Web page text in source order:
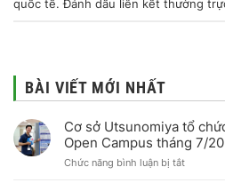
quốc tế. Đánh dấu liên kết thường
BÀI VIẾT MỚI NHẤT
Cơ sở Utsunomiya tổ
Open Campus tháng 7/
Chức năng bình luận bị tắtở